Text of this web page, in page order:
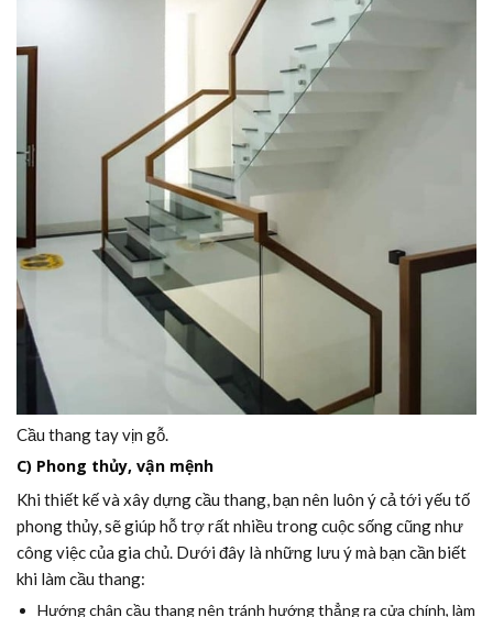
Cầu thang tay vịn gỗ.
C) Phong thủy, vận mệnh
Khi thiết kế và xây dựng cầu thang, bạn nên luôn ý cả tới yếu tố
phong thủy, sẽ giúp hỗ trợ rất nhiều trong cuộc sống cũng như
công việc của gia chủ. Dưới đây là những lưu ý mà bạn cần biết
khi làm cầu thang:
Hướng chân cầu thang nên tránh hướng thẳng ra cửa chính, làm